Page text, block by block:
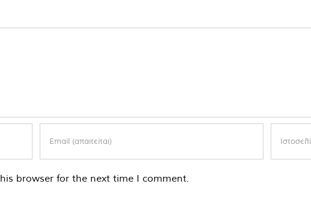
browser for the next time I comment.